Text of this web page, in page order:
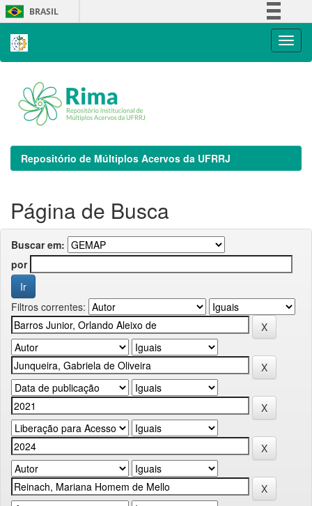
Skip
navigation
BRASIL
Repositório de Múltiplos Acervos da UFRRJ
Página de Busca
Buscar em:
por
Filtros correntes: